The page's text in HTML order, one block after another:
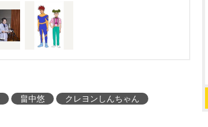
畠中悠
クレヨンしんちゃん